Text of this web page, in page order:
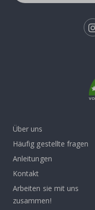
Über uns
Häufig gestellte fragen
Anleitungen
Kontakt
Arbeiten sie mit uns
zusammen!